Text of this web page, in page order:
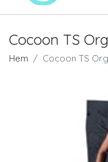
Cocoon TS
Hem Cocoon TS